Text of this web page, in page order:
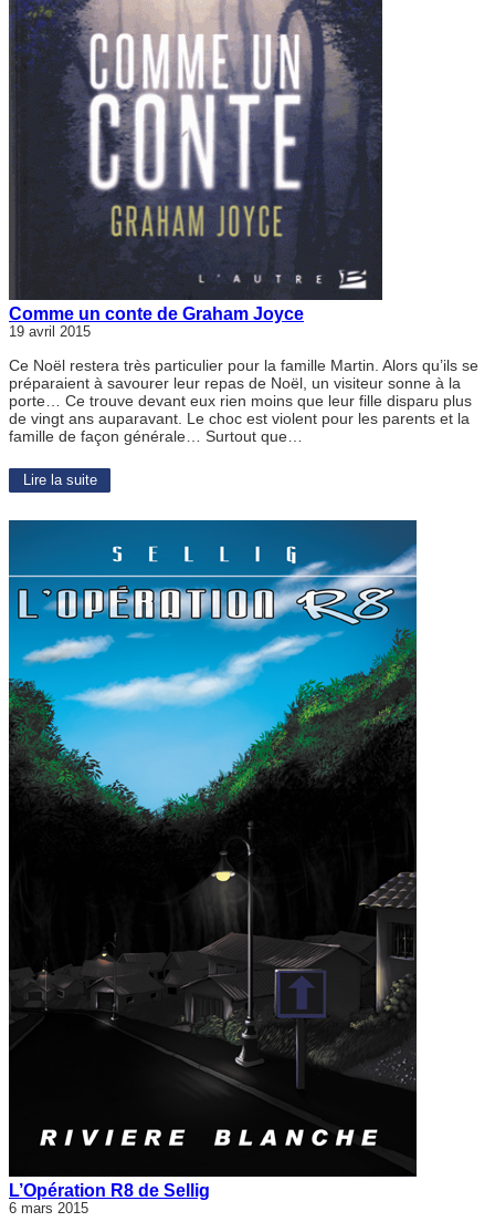
Comme un conte de Graham Joyce
19 avril 2015
Ce Noël restera très particulier pour la famille Martin. Alors qu’ils se
préparaient à savourer leur repas de Noël, un visiteur sonne à la
porte… Ce trouve devant eux rien moins que leur fille disparu plus
de vingt ans auparavant. Le choc est violent pour les parents et la
famille de façon générale… Surtout que…
Lire la suite
L’Opération R8 de Sellig
6 mars 2015